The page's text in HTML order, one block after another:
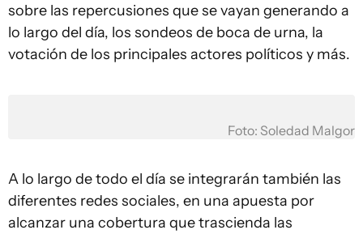
sobre las repercusiones que se vayan generando a
lo largo del día, los sondeos de boca de urna, la
votación de los principales actores políticos y más.
Foto: Soledad Malgor
A lo largo de todo el día se integrarán también las
diferentes redes sociales, en una apuesta por
alcanzar una cobertura que trascienda las